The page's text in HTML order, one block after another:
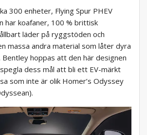
300 enheter, Flying Spur PHEV
har koafaner, 100 % brittisk
läder på ryggstöden och
massa andra material som låter dyra
Bentley hoppas att den här designen
dess mål att bli ett EV-märkt
som inte är olik Homer’s Odyssey